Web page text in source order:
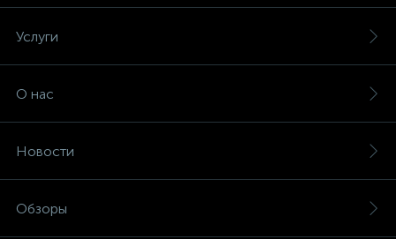
Услуги
О нас
Новости
Обзоры